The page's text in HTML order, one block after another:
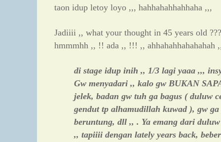
taon idup letoy loyo ,,, hahhahahhahhaha ,,,
Jadiiii ,, what your thought in 45 years old ???
hmmmhh ,, !! ada ,, !!! ,, ahhahahhahahahah
di stage idup inih ,, 1/3 lagi yaaa ,,,
Gw menyadari ,, kalo gw BUKAN
jelek, badan gw tuh ga bagus ( duluw
gendut tp alhamudillah kuwad ), gw
beruntung, dll ,, . Ya emang dari
,, tapiiii dengan lately years back,